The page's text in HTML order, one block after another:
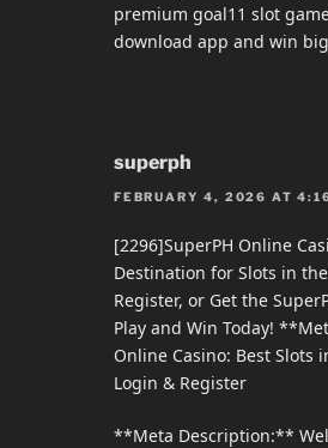
premium goal11 slot
download app and win
superph
FEBRUARY 4, 2026 AT
[2296]SuperPH Online
Destination for Slots in
Register, or Get the
Play and Win Today!
Online Casino: Best Slots
Login & Register
**Meta Description:**